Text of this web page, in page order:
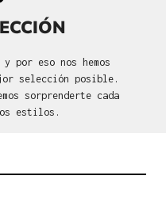
por eso nos hemos
selección posible.
sorprenderte cada
estilos.